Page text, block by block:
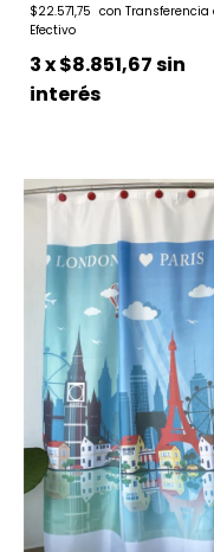
$22.571,75
3x$8.851,67sin
interés